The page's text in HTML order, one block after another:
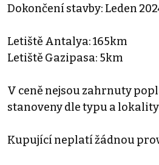
Dokončení stavby: Leden
Letiště Antalya: 165km
Letiště Gazipasa: 5km
V ceně nejsou zahrnuty
stanoveny dle typu a
Kupující neplatí žádnou